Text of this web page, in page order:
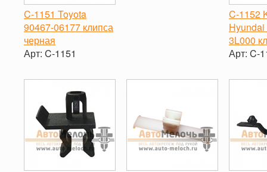
C-1151 Toyota
90467-06177 клипса
черная
Арт: C-1151
-
+
C-1152
3L000
Арт: C-
-